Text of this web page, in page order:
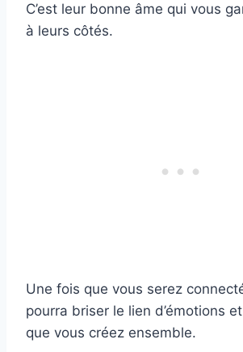
C’est leur bonne âme qui vous
à leurs côtés.
Une fois que vous serez
pourra briser le lien d’émotions
que vous créez ensemble.